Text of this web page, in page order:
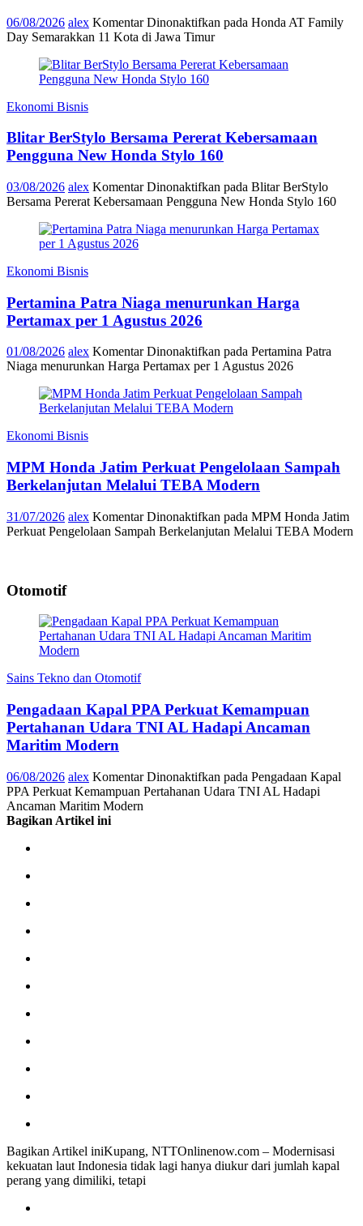
06/08/2026 alex Komentar Dinonaktifkan pada Honda AT Family
Day Semarakkan 11 Kota di Jawa Timur
Ekonomi Bisnis
Blitar BerStylo Bersama Pererat Kebersamaan
Pengguna New Honda Stylo 160
03/08/2026 alex Komentar Dinonaktifkan pada Blitar BerStylo
Bersama Pererat Kebersamaan Pengguna New Honda Stylo 160
Ekonomi Bisnis
Pertamina Patra Niaga menurunkan Harga
Pertamax per 1 Agustus 2026
01/08/2026 alex Komentar Dinonaktifkan pada Pertamina Patra
Niaga menurunkan Harga Pertamax per 1 Agustus 2026
Ekonomi Bisnis
MPM Honda Jatim Perkuat Pengelolaan Sampah
Berkelanjutan Melalui TEBA Modern
31/07/2026 alex Komentar Dinonaktifkan pada MPM Honda Jatim
Perkuat Pengelolaan Sampah Berkelanjutan Melalui TEBA Modern
Otomotif
Sains Tekno dan Otomotif
Pengadaan Kapal PPA Perkuat Kemampuan
Pertahanan Udara TNI AL Hadapi Ancaman
Maritim Modern
06/08/2026 alex Komentar Dinonaktifkan pada Pengadaan Kapal
PPA Perkuat Kemampuan Pertahanan Udara TNI AL Hadapi
Ancaman Maritim Modern
Bagikan Artikel ini
Bagikan Artikel iniKupang, NTTOnlinenow.com – Modernisasi
kekuatan laut Indonesia tidak lagi hanya diukur dari jumlah kapal
perang yang dimiliki, tetapi